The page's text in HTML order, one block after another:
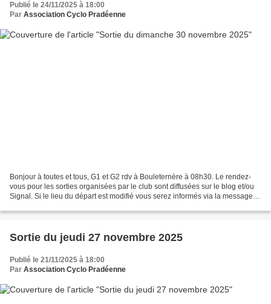
Publié le 24/11/2025 à 18:00
Par Association Cyclo Pradéenne
Bonjour à toutes et tous, G1 et G2 rdv à Bouleternère à 08h30. Le rendez-
vous pour les sorties organisées par le club sont diffusées sur le blog et/ou
Signal. Si le lieu du départ est modifié vous serez informés via la messagerie
Sortie du jeudi 27 novembre 2025
Publié le 21/11/2025 à 18:00
Par Association Cyclo Pradéenne